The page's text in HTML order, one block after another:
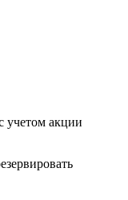
учетом акции